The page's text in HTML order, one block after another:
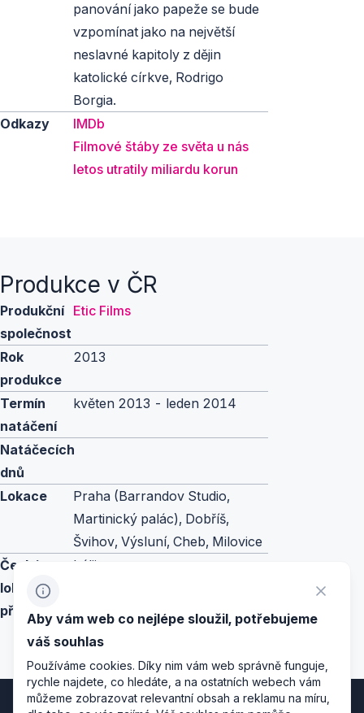
panování jako papeže se bude
vzpomínat jako na největší
neslavné kapitoly z dějin
katolické církve, Rodrigo
Borgia.
Odkazy
IMDb
Filmové štáby ze světa u nás
letos utratily miliardu korun
Produkce v ČR
Produkční
společnost
Etic Films
Rok
produkce
2013
Termín
natáčení
květen 2013 - leden 2014
Natáčecích
dnů
Lokace
Praha (Barrandov Studio,
Martinický palác), Dobříš,
Švihov, Výsluní, Cheb, Milovice
České
lokace
představují
Itálii
Aby vám web co nejlépe sloužil, potřebujeme
váš souhlas
Používáme cookies. Díky nim vám web správně funguje,
rychle najdete, co hledáte, a na ostatních webech vám
můžeme zobrazovat relevantní obsah a reklamu na míru,